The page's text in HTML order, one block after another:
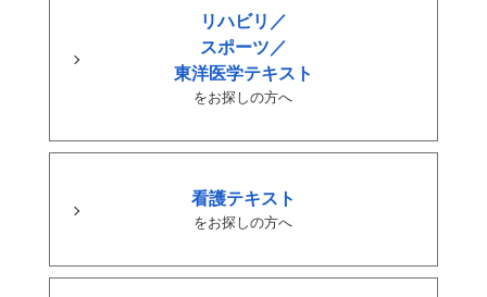
リハビリ／
スポーツ／
東洋医学テキスト
をお探しの方へ
看護テキスト
をお探しの方へ